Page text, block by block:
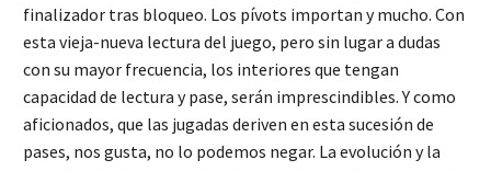
finalizador tras bloqueo. Los pívots importan y mucho. Con
esta vieja-nueva lectura del juego, pero sin lugar a dudas
con su mayor frecuencia, los interiores que tengan
capacidad de lectura y pase, serán imprescindibles. Y como
aficionados, que las jugadas deriven en esta sucesión de
pases, nos gusta, no lo podemos negar. La evolución y la